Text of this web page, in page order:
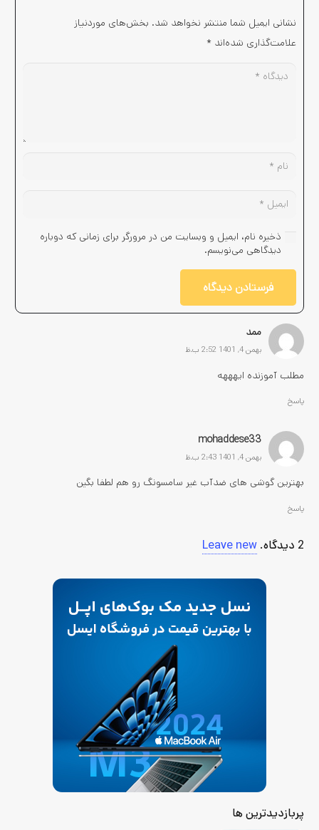
2 دیدگاه.
Leave new
ممد
بهمن 4, 1401 2:52 ب.ظ
مطلب آموزنده ایهههه
پاسخ
mohaddese33
بهمن 4, 1401 2:43 ب.ظ
بهترین گوشی های ضدآب غیر سامسونگ رو هم لطفا بگین
پاسخ
نشانی ایمیل شما منتشر نخواهد شد. بخش‌های موردنیاز
علامت‌گذاری شده‌اند *
ذخیره نام، ایمیل و وبسایت من در مرورگر برای زمانی که دوباره
دیدگاهی می‌نویسم.
فرستادن دیدگاه
پربازدیدترین ها